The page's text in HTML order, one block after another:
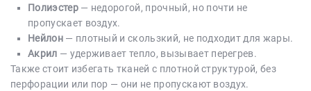
Полиэстер — недорогой, прочный, но почти не
пропускает воздух.
Нейлон— плотный и скользкий, не подходит для жары.
Акрил — удерживает тепло, вызывает перегрев.
Также стоит избегать тканей с плотной структурой, без
перфорации или пор — они не пропускают воздух.